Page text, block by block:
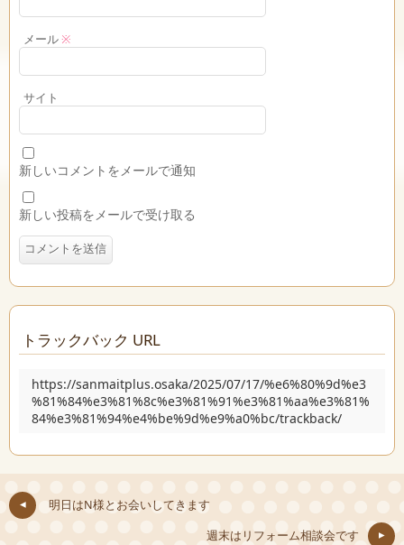
メール※
サイト
新しいコメントをメールで通知
新しい投稿をメールで受け取る
トラックバック URL
https://sanmaitplus.osaka/2025/07/17/%e6%80%9d%e3
%81%84%e3%81%8c%e3%81%91%e3%81%aa%e3%81%
84%e3%81%94%e4%be%9d%e9%a0%bc/trackback/
明日はN様とお会いしてきます
週末はリフォーム相談会です